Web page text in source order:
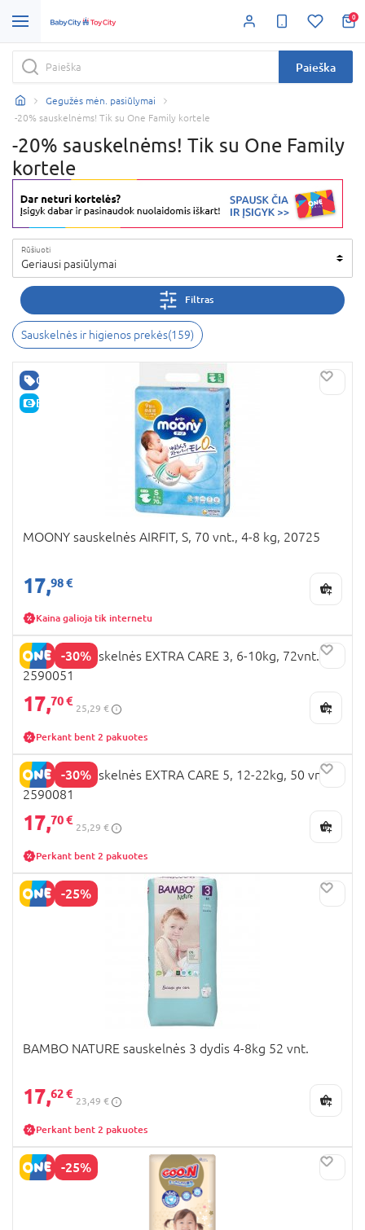
0
Paieška
Gegužės mėn. pasiūlymai
-20% sauskelnėms! Tik su One Family kortele
-20% sauskelnėms! Tik su One Family
kortele
Rūšiuoti
Geriausi pasiūlymai
Filtras
Sauskelnės ir higienos prekės(159)
GERA KAINA
E-KAINA
MOONY sauskelnės AIRFIT, S, 70 vnt., 4-8 kg, 20725
17,98 €
Kaina galioja tik internetu
-30%
HUGGIES sauskelnės EXTRA CARE 3, 6-10kg, 72vnt.,
2590051
17,70 €
25,29 €
Perkant bent 2 pakuotes
-30%
HUGGIES sauskelnės EXTRA CARE 5, 12-22kg, 50 vnt.,
2590081
17,70 €
25,29 €
Perkant bent 2 pakuotes
-25%
BAMBO NATURE sauskelnės 3 dydis 4-8kg 52 vnt.
17,62 €
23,49 €
Perkant bent 2 pakuotes
-25%